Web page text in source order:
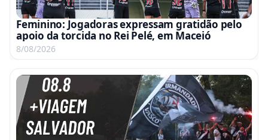
Feminino: Jogadoras expressam gratidão pelo
apoio da torcida no Rei Pelé, em Maceió
8/08/2026